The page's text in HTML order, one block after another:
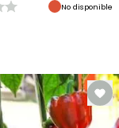
No disponible